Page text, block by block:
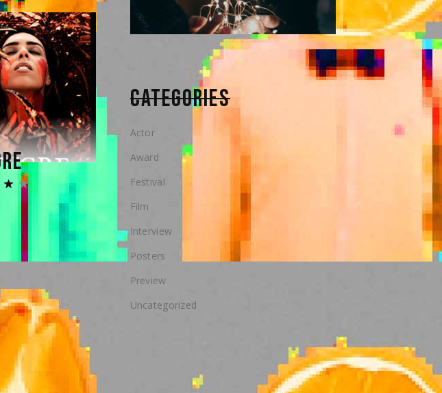
CATEGORIES
Actor
Award
Festival
Film
Interview
Posters
Preview
Uncategorized